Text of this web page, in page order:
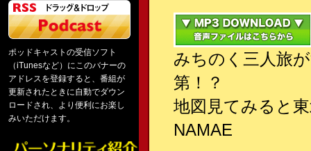
ポッドキャストの受信ソフト
（iTunesなど）にこのバナーの
アドレスを登録すると、番組が
更新されたときに自動でダウン
ロードされ、より便利にお楽し
みいただけます。
みちのく三人旅
第！？
地図見てみると
NAMAE